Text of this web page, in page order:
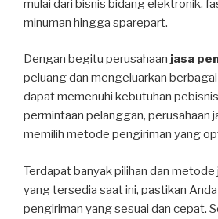
mulai dari bisnis bidang elektronik,
minuman hingga sparepart.
Dengan begitu perusahaan jasa
peluang dan mengeluarkan
dapat memenuhi kebutuhan
permintaan pelanggan, perusahaan
memilih metode pengiriman yang
Terdapat banyak pilihan dan metode
yang tersedia saat ini, pastikan
pengiriman yang sesuai dan cepat.